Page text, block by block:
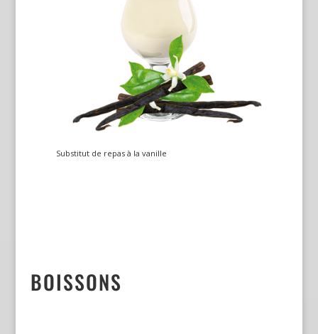
Substitut de repas à la vanille
BOISSONS